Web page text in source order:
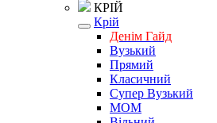
КРІЙ
Крій
Денім Гайд
Вузький
Прямий
Класичний
Супер Вузький
MOM